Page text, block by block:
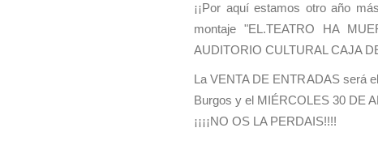
¡¡Por aquí estamos otro año
montaje "EL.TEATRO HA
AUDITORIO CULTURAL CAJA
La VENTA DE ENTRADAS será
Burgos y el MIÉRCOLES 30 DE
¡¡¡¡NO OS LA PERDAIS!!!!